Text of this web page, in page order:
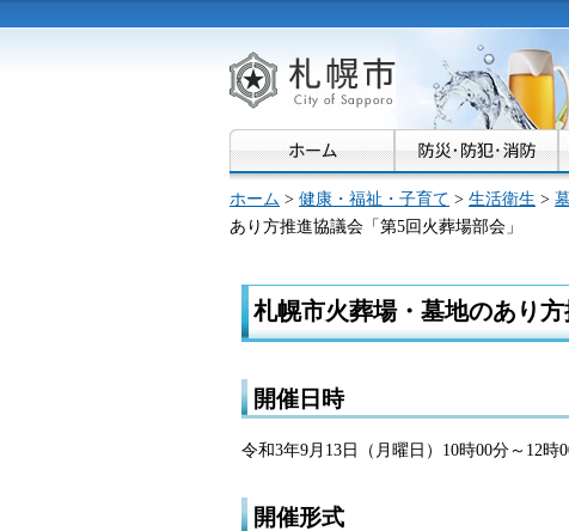
札幌市
ホーム > 健康・福祉・子育て > 生活衛生 >
あり方推進協議会「第5回火葬場部会」
札幌市火葬場・墓地のあり
開催日時
令和3年9月13日（月曜日）10時00分～12時
開催形式